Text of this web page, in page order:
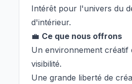
Intérêt pour l'univers du
d'intérieur.
💼 Ce que nous offrons
Un environnement créatif
visibilité.
Une grande liberté de